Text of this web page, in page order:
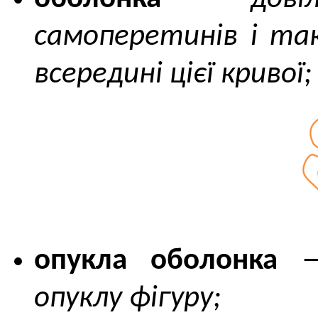
самоперетинів і
всередині цієї кривої;
опукла оболонка
опуклу фігуру;